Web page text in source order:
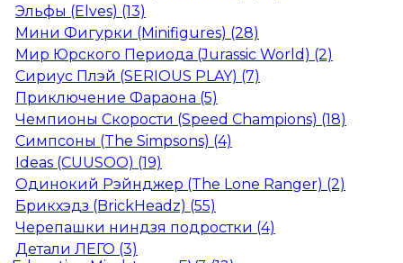
Эльфы (Elves) (13)
Мини Фигурки (Minifigures) (28)
Мир Юрского Периода (Jurassic World) (2)
Сириус Плэй (SERIOUS PLAY) (7)
Приключение Фараона (5)
Чемпионы Скорости (Speed Champions) (18)
Симпсоны (The Simpsons) (4)
Ideas (CUUSOO) (19)
Одинокий Рэйнджер (The Lone Ranger) (2)
Брикхэдз (BrickHeadz) (55)
Черепашки ниндзя подростки (4)
Детали ЛЕГО (3)